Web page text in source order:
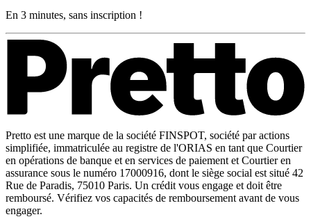
En 3 minutes, sans inscription !
Pretto est une marque de la société FINSPOT, société par actions
simplifiée, immatriculée au registre de l'ORIAS en tant que Courtier
en opérations de banque et en services de paiement et Courtier en
assurance sous le numéro 17000916, dont le siège social est situé 42
Rue de Paradis, 75010 Paris. Un crédit vous engage et doit être
remboursé. Vérifiez vos capacités de remboursement avant de vous
engager.